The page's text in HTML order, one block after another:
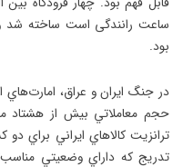
ساعت رانندگی است ساخته شد و
بود.
در جنگ ايران و عراق،
حجم معاملاتي بيش از هشتاد
ترانزيت كالاهاي ايراني براي
تدريج كه داراي وضعيتي